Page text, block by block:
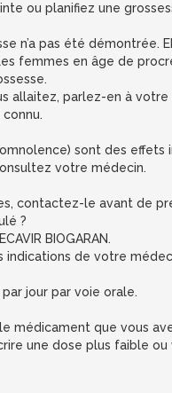
ou planifiez une
n’a pas été
femmes en âge de
allaitez, parlez-en à
connu.
sont des
votre médecin.
contactez-le avant de
?
BIOGARAN.
de votre
jour par voie orale.
médicament que vous
une dose plus faible